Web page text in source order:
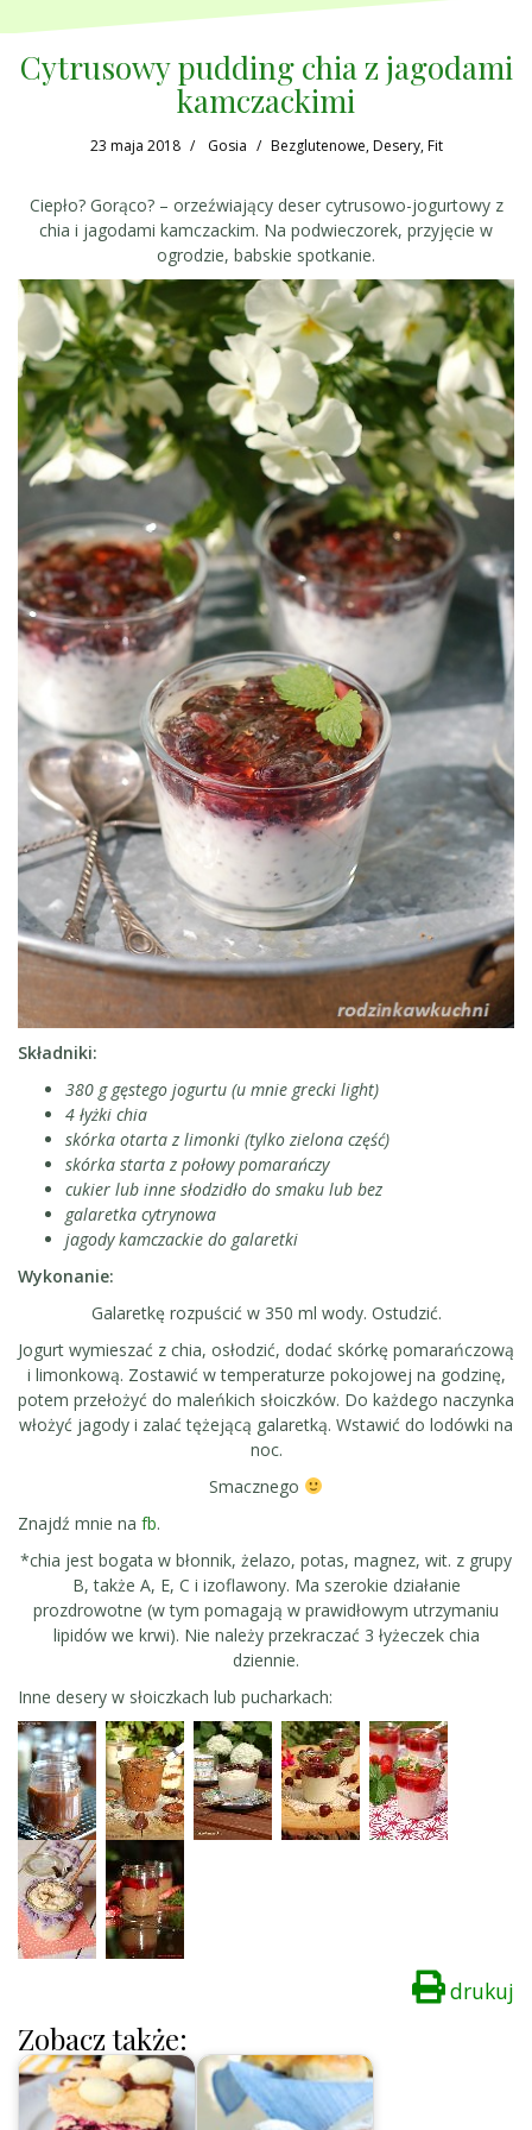
Cytrusowy pudding chia z jagodami
kamczackimi
23 maja 2018 Gosia Bezglutenowe,Desery,Fit
Ciepło? Gorąco? – orzeźwiający deser cytrusowo-jogurtowy z
chia i jagodami kamczackim. Na podwieczorek, przyjęcie w
ogrodzie, babskie spotkanie.
Składniki:
380 g gęstego jogurtu (u mnie grecki light)
4 łyżki chia
skórka otarta z limonki (tylko zielona część)
skórka starta z połowy pomarańczy
cukier lub inne słodzidło do smaku lub bez
galaretka cytrynowa
jagody kamczackie do galaretki
Wykonanie:
Galaretkę rozpuścić w 350 ml wody. Ostudzić.
Jogurt wymieszać z chia, osłodzić, dodać skórkę pomarańczową
i limonkową. Zostawić w temperaturze pokojowej na godzinę,
potem przełożyć do maleńkich słoiczków. Do każdego naczynka
włożyć jagody i zalać tężejącą galaretką. Wstawić do lodówki na
noc.
Smacznego
Znajdź mnie na fb.
*chia jest bogata w błonnik, żelazo, potas, magnez, wit. z grupy
B, także A, E, C i izoflawony. Ma szerokie działanie
prozdrowotne (w tym pomagają w prawidłowym utrzymaniu
lipidów we krwi). Nie należy przekraczać 3 łyżeczek chia
dziennie.
Inne desery w słoiczkach lub pucharkach:
drukuj
Zobacz także: